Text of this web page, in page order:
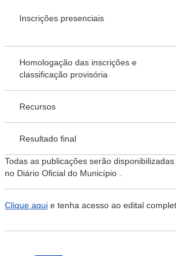
Inscrições presenciais
Homologação das inscrições e
classificação provisória
Recursos
Resultado final
Todas as publicações serão
no Diário Oficial do Município .
Clique aqui e tenha acesso ao edital